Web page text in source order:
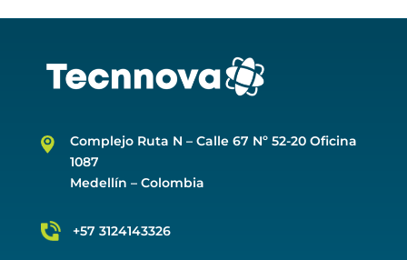
Complejo Ruta N – Calle 67 Nº 52-20 Oficina
1087
Medellín – Colombia
+57 3124143326